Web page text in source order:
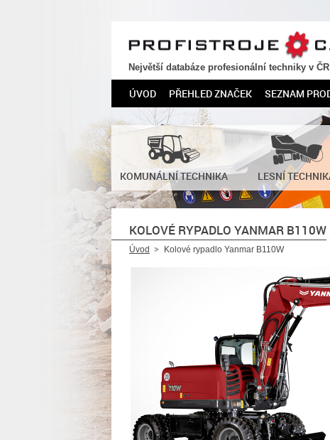
PROFISTROJE.CZ
Největší databáze profesionální techniky v ČR
ÚVOD PŘEHLED ZNAČEK SEZNAM
KOMUNÁLNÍ TECHNIKA LESNÍ
KOLOVÉ RYPADLO YANMAR B110W
Úvod Kolové rypadlo Yanmar B110W